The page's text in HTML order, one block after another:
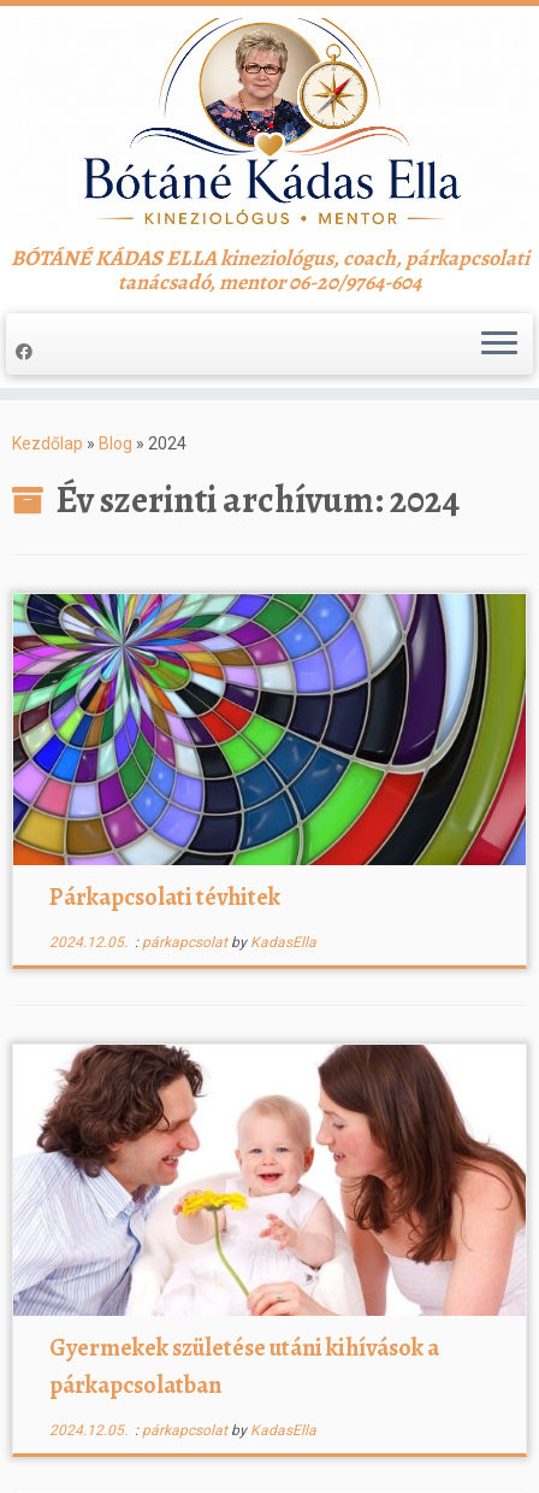
to
BÓTÁNÉ KÁDAS ELLA kineziológus, coach, párkapcsolati
tanácsadó, mentor 06-20/9764-604
Kezdőlap » Blog » 2024
Év szerinti archívum:2024
Párkapcsolati tévhitek
2024.12.05.: párkapcsolat by KadasElla
Gyermekek születése utáni kihívások a
párkapcsolatban
2024.12.05.: párkapcsolat by KadasElla